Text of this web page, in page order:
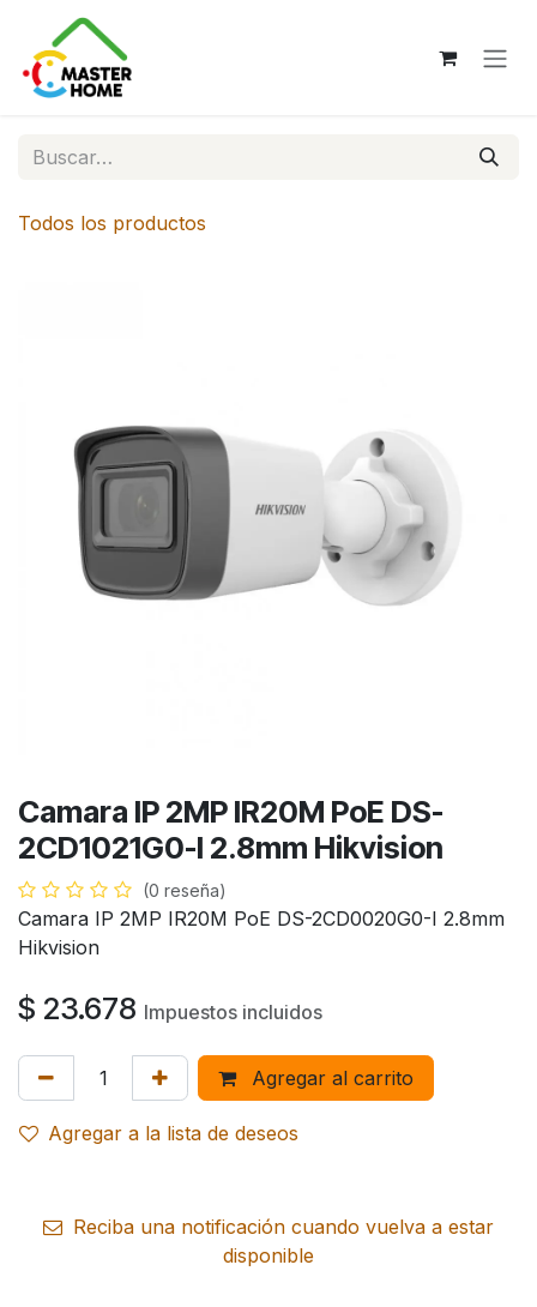
Ir al contenido
Todos los productos
Camara IP 2MP IR20M PoE DS-
2CD1021G0-I 2.8mm Hikvision
(0 reseña)
Camara IP 2MP IR20M PoE DS-2CD0020G0-I 2.8mm
Hikvision
$ 23.678 Impuestos incluidos
Agregar al carrito
Agregar a la lista de deseos
Reciba una notificación cuando vuelva a estar
disponible